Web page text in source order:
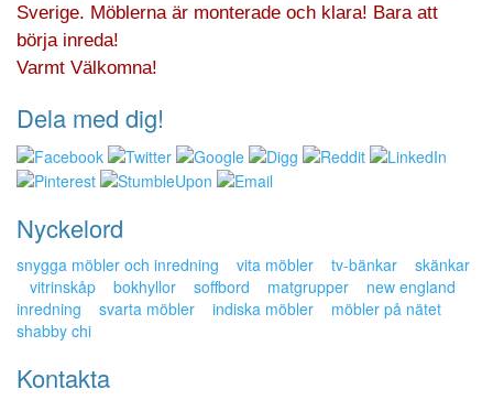
Sverige. Möblerna är monterade och klara! Bara att
börja inreda!
Varmt Välkomna!
Dela med dig!
Nyckelord
snygga möbler och inredning vita möbler tv-bänkar
skänkar
vitrinskåp
bokhyllor soffbord matgrupper
new england
inredning
svarta möbler indiska möbler
möbler på nätet
shabby chi
Kontakta